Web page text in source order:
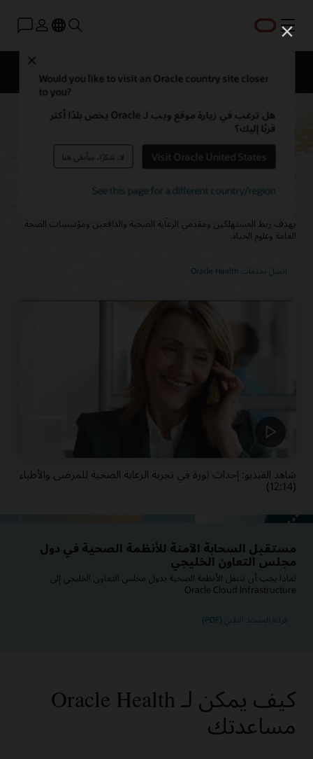
القائمة
Would you like to visit an Oracle country site closer
to you?
هل ترغب في زيارة موقع ويب لـ Oracle يخص بلدًا أكثر
قربًا إليك؟
Visit Oracle United States لا، شكرًا، سأبقى هنا
See this page for a different country/region
Oracle Health—مستقبل الرعاية
الصحية في رؤيتنا
منصة نظام أساسي مفتوح للرعاية الصحية باستخدام أدوات ذكية لإتاحة تجارب
بهدف ربط المستهلكين ومقدمي الرعاية الصحية والدافعين ومؤسسات الصحة
العامة وعلوم الحياة.
اتصل بخدمات Oracle Health
شاهد الفيديو: إحداث ثورة في تجربة الرعاية الصحية للمرضى والأطباء
(12:14)
مستقبل السحابة الآمنة للأنظمة الصحية في دول
مجلس التعاون الخليجي
لماذا يجب أن تنتقل الأنظمة الصحية بدول مجلس التعاون الخليجي إلى
Oracle Cloud Infrastructure
قراءة المستند التقني (PDF)
كيف يمكن لـ Oracle Health
مساعدتك